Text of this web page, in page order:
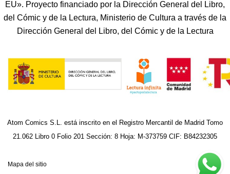
EU». Proyecto financiado por la Dirección General del Libro,
del Cómic y de la Lectura, Ministerio de Cultura a través de la
Dirección General del Libro, del Cómic y de la Lectura
Atom Comics S.L. está inscrito en el Registro Mercantil de Madrid Tomo
21.062 Libro 0 Folio 201 Sección: 8 Hoja: M-373759 CIF: B84232305
Mapa del sitio